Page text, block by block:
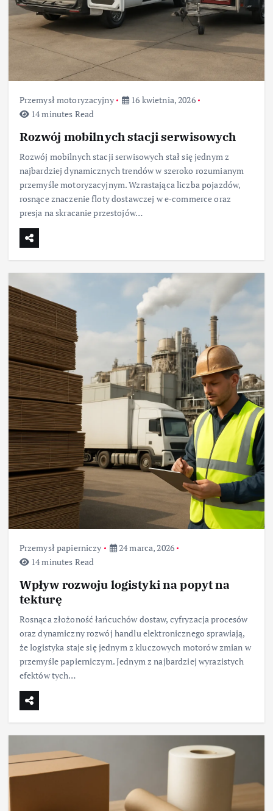
Przemysł motoryzacyjny
16 kwietnia, 2026
14 minutes Read
Rozwój mobilnych stacji serwisowych
Rozwój mobilnych stacji serwisowych stał się jednym z
najbardziej dynamicznych trendów w szeroko rozumianym
przemyśle motoryzacyjnym. Wzrastająca liczba pojazdów,
rosnące znaczenie floty dostawczej w e‑commerce oraz
presja na skracanie przestojów…
Przemysł papierniczy
24 marca, 2026
14 minutes Read
Wpływ rozwoju logistyki na popyt na
tekturę
Rosnąca złożoność łańcuchów dostaw, cyfryzacja procesów
oraz dynamiczny rozwój handlu elektronicznego sprawiają,
że logistyka staje się jednym z kluczowych motorów zmian w
przemyśle papierniczym. Jednym z najbardziej wyrazistych
efektów tych…